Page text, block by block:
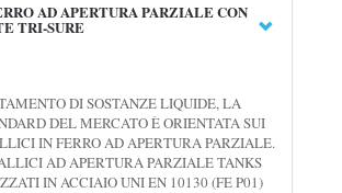
AD APERTURA PARZIALE CON
TRI-SURE
DI SOSTANZE LIQUIDE, LA
DEL MERCATO È ORIENTATA SUI
IN FERRO AD APERTURA PARZIALE.
AD APERTURA PARZIALE TANKS
IN ACCIAIO UNI EN 10130 (FE P01)